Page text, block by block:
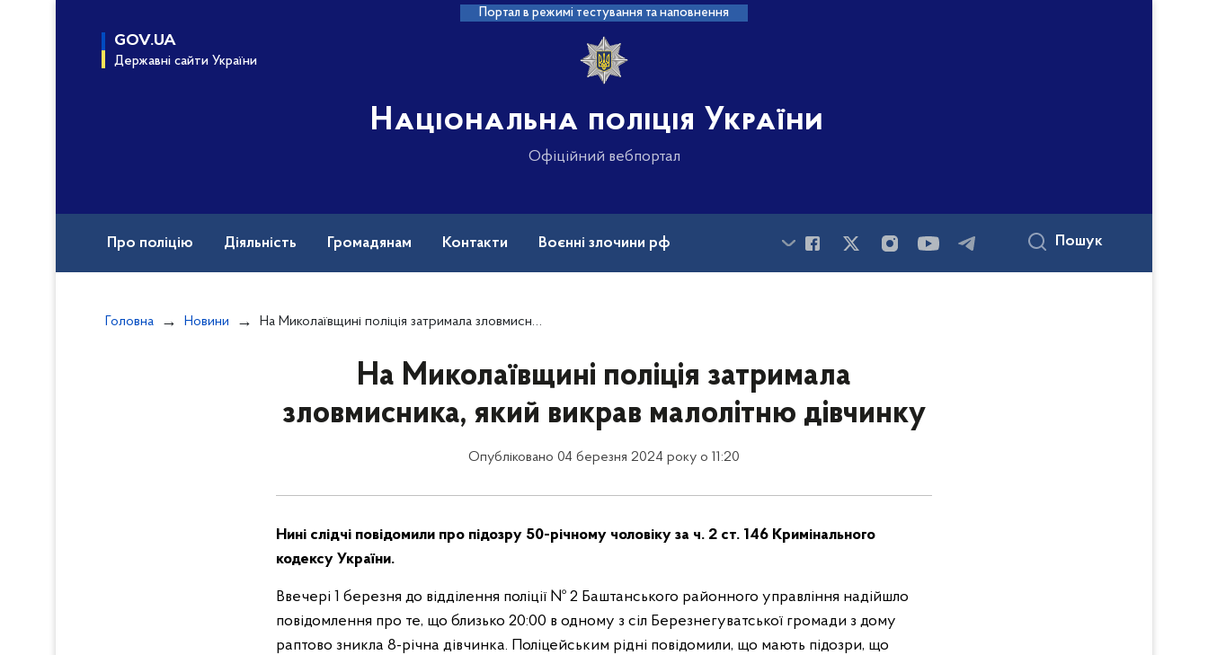
Портал в режимі тестування та наповнення
GOV.UA
Державні сайти України
Національна поліція України
Офіційний вебпортал
Про поліцію Діяльність Громадянам Контакти Воєнні злочини рф Пошук
Головна Новини На Миколаївщині поліція затримала зловмисника, який викрав малолітню дівчинку
На Миколаївщині поліція затримала
зловмисника, який викрав малолітню дівчинку
Опубліковано 04 березня 2024 року о 11:20
Нині слідчі повідомили про підозру 50-річному чоловіку за ч. 2 ст. 146 Кримінального
кодексу України.
Ввечері 1 березня до відділення поліції № 2 Баштанського районного управління надійшло
повідомлення про те, що близько 20:00 в одному з сіл Березнегуватської громади з дому
раптово зникла 8-річна дівчинка. Поліцейським рідні повідомили, що мають підозри, що